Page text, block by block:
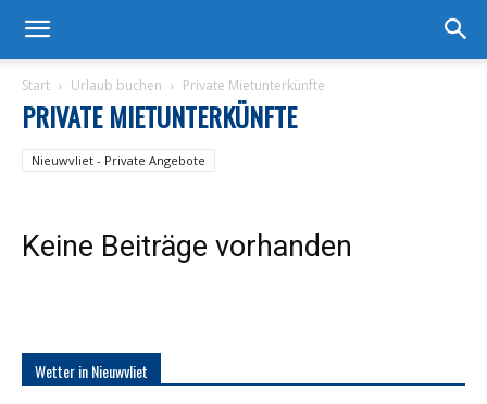
Start Urlaub buchen Private Mietunterkünfte
PRIVATE MIETUNTERKÜNFTE
Nieuwvliet - Private Angebote
Keine Beiträge vorhanden
Wetter in Nieuwvliet